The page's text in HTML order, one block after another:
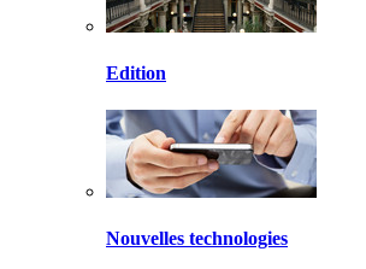
Edition
Nouvelles technologies